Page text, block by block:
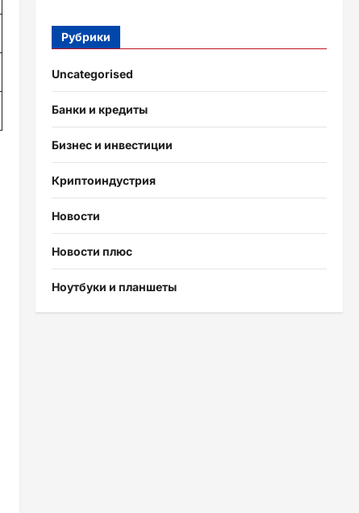
Рубрики
Uncategorised
Банки и кредиты
Бизнес и инвестиции
Криптоиндустрия
Новости
Новости плюс
Ноутбуки и планшеты